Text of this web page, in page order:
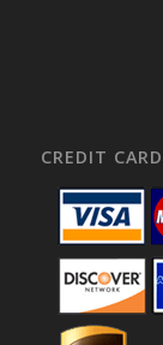
CREDIT